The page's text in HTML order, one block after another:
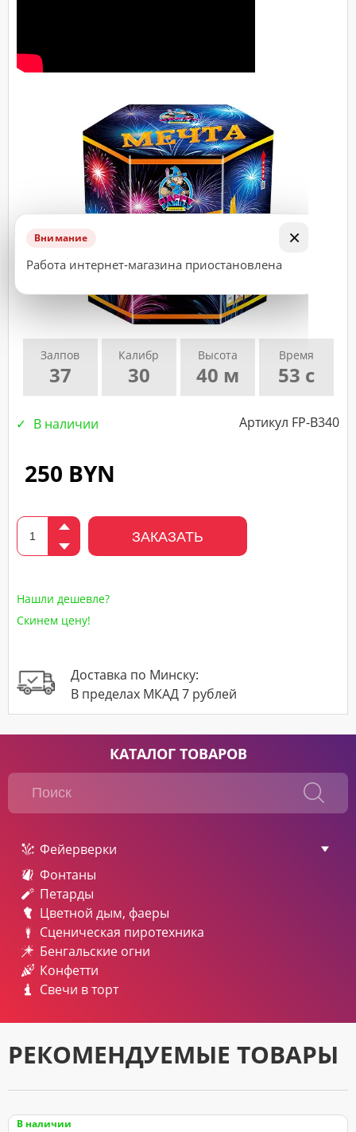
×
Внимание
Работа интернет-магазина приостановлена
Залпов
37
Калибр
30
Высота
40 м
Время
53 с
В наличии Артикул FP-B340
250 BYN
ЗАКАЗАТЬ
Нашли дешевле?
Скинем цену!
Доставка по Минску:
В пределах МКАД 7 рублей
КАТАЛОГ ТОВАРОВ
Фейерверки
Фонтаны
Петарды
Цветной дым, фаеры
Сценическая пиротехника
Бенгальские огни
Конфетти
Свечи в торт
РЕКОМЕНДУЕМЫЕ ТОВАРЫ
В наличии
ДОСТАВКА
ВАЖНО!
Заказ
считается
к
исполнению
после
подтверждающего
менеджера.